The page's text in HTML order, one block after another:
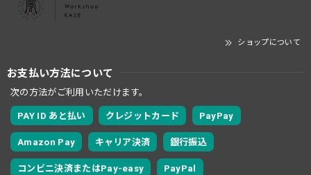
ショップについて
お支払い方法について
次の方法がご利用いただけます。
PAY ID あと払い クレジットカード PayPay
Amazon Pay キャリア決済 銀行振込
コンビニ決済またはPay-easy PayPal